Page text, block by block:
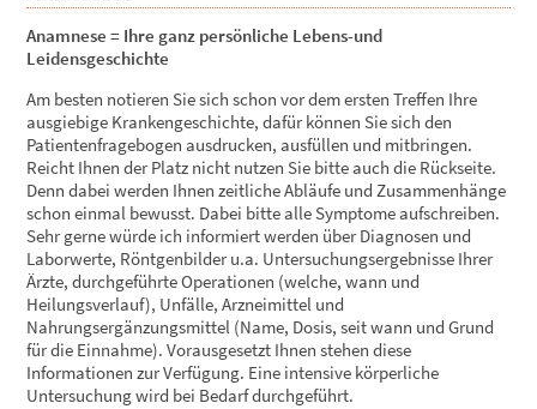
Anamnese = Ihre ganz persönliche Lebens-und
Leidensgeschichte
Am besten notieren Sie sich schon vor dem ersten Treffen Ihre
ausgiebige Krankengeschichte, dafür können Sie sich den
Patientenfragebogen ausdrucken, ausfüllen und mitbringen.
Reicht Ihnen der Platz nicht nutzen Sie bitte auch die Rückseite.
Denn dabei werden Ihnen zeitliche Abläufe und Zusammenhänge
schon einmal bewusst. Dabei bitte alle Symptome aufschreiben.
Sehr gerne würde ich informiert werden über Diagnosen und
Laborwerte, Röntgenbilder u.a. Untersuchungsergebnisse Ihrer
Ärzte, durchgeführte Operationen (welche, wann und
Heilungsverlauf), Unfälle, Arzneimittel und
Nahrungsergänzungsmittel (Name, Dosis, seit wann und Grund
für die Einnahme). Vorausgesetzt Ihnen stehen diese
Informationen zur Verfügung. Eine intensive körperliche
Untersuchung wird bei Bedarf durchgeführt.